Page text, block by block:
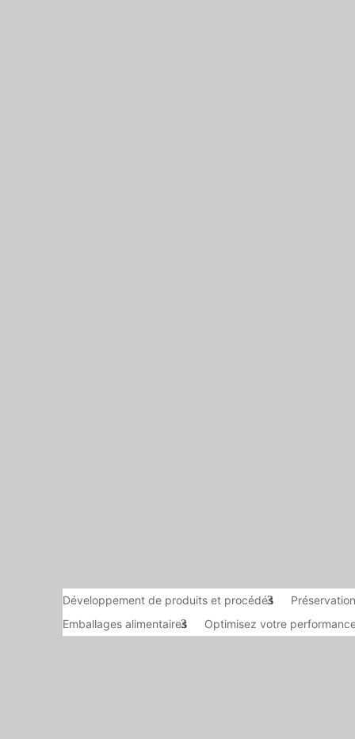
Développement de produits et procédés
Emballages alimentaires
Optimisez votre